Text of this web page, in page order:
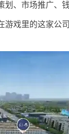
、市场推广、
戏里的这家公